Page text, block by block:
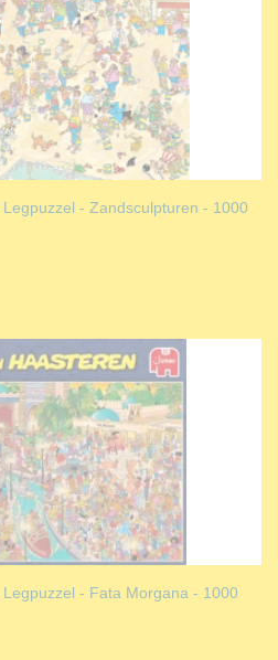
- Zandsculpturen - 1000
- Fata Morgana - 1000